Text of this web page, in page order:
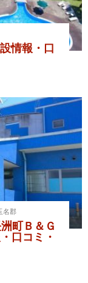
情報・口
名郡
町Ｂ＆Ｇ
口コミ・